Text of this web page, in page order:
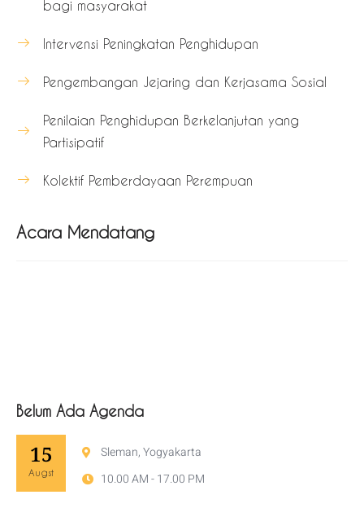
bagi masyarakat
Intervensi Peningkatan Penghidupan​
Pengembangan Jejaring dan Kerjasama Sosial
Penilaian Penghidupan Berkelanjutan yang
Partisipatif
Kolektif Pemberdayaan Perempuan
Acara Mendatang
Belum Ada Agenda
15
Augst
Sleman, Yogyakarta
10.00 AM - 17.00 PM